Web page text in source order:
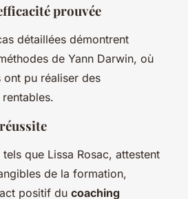
prouvée
détaillées démontrent
de Yann Darwin, où
pu réaliser des
que Lissa Rosac, attestent
de la formation,
positif du coaching